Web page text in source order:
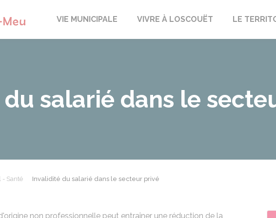
Loscouët-sur-Meu
VIE MUNICIPALE VIVRE À LOSCOUËT LE
salarié dans le
- Santé Invalidité du salarié dans le secteur privé
non professionnelle peut entraîner une réduction de la